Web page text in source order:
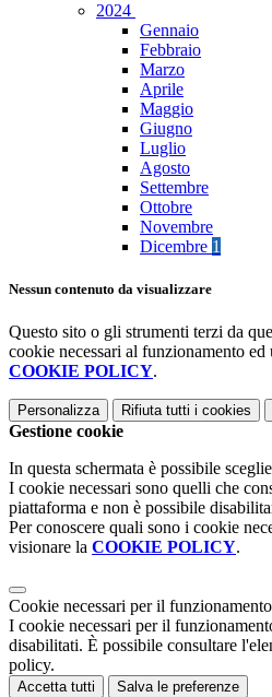
2024
Gennaio
Febbraio
Marzo
Aprile
Maggio
Giugno
Luglio
Agosto
Settembre
Ottobre
Novembre
Dicembre 1
Nessun contenuto da visualizzare
Questo sito o gli strumenti terzi da
cookie necessari al funzionamento
COOKIE POLICY.
Personalizza Rifiuta tutti i cookies
Gestione cookie
In questa schermata è possibile
I cookie necessari sono quelli che
piattaforma e non è possibile
Per conoscere quali sono i cookie
visionare la COOKIE POLICY.
Cookie necessari per il funzionamento
I cookie necessari per il
disabilitati. È possibile consultare
policy.
Accetta tutti Salva le preferenze